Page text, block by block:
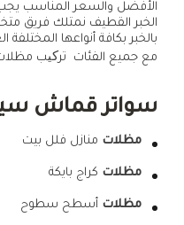
الأفضل والسعر المناسب يجب
الخبر القطيف نمتلك فريق
بالخبر بكافة أنواعها
مع جميع الفئات ترکیب
سواتر قماش
مظلات منازل فلل بيت
مظلات كراج بايكة
مظلات أسطح سطوح